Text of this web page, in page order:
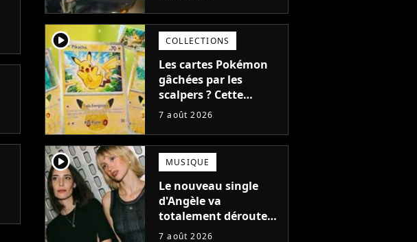
encore pire à cause de
son acteur
player2 COLLECTIONS
Les cartes Pokémon
gâchées par les
scalpers ? Cette
technique géniale
ruiner les revendeurs
7 août 2026
player2 MUSIQUE
Le nouveau single
d'Angèle va
totalement dérouter
le public, et c'est une
7 août 2026